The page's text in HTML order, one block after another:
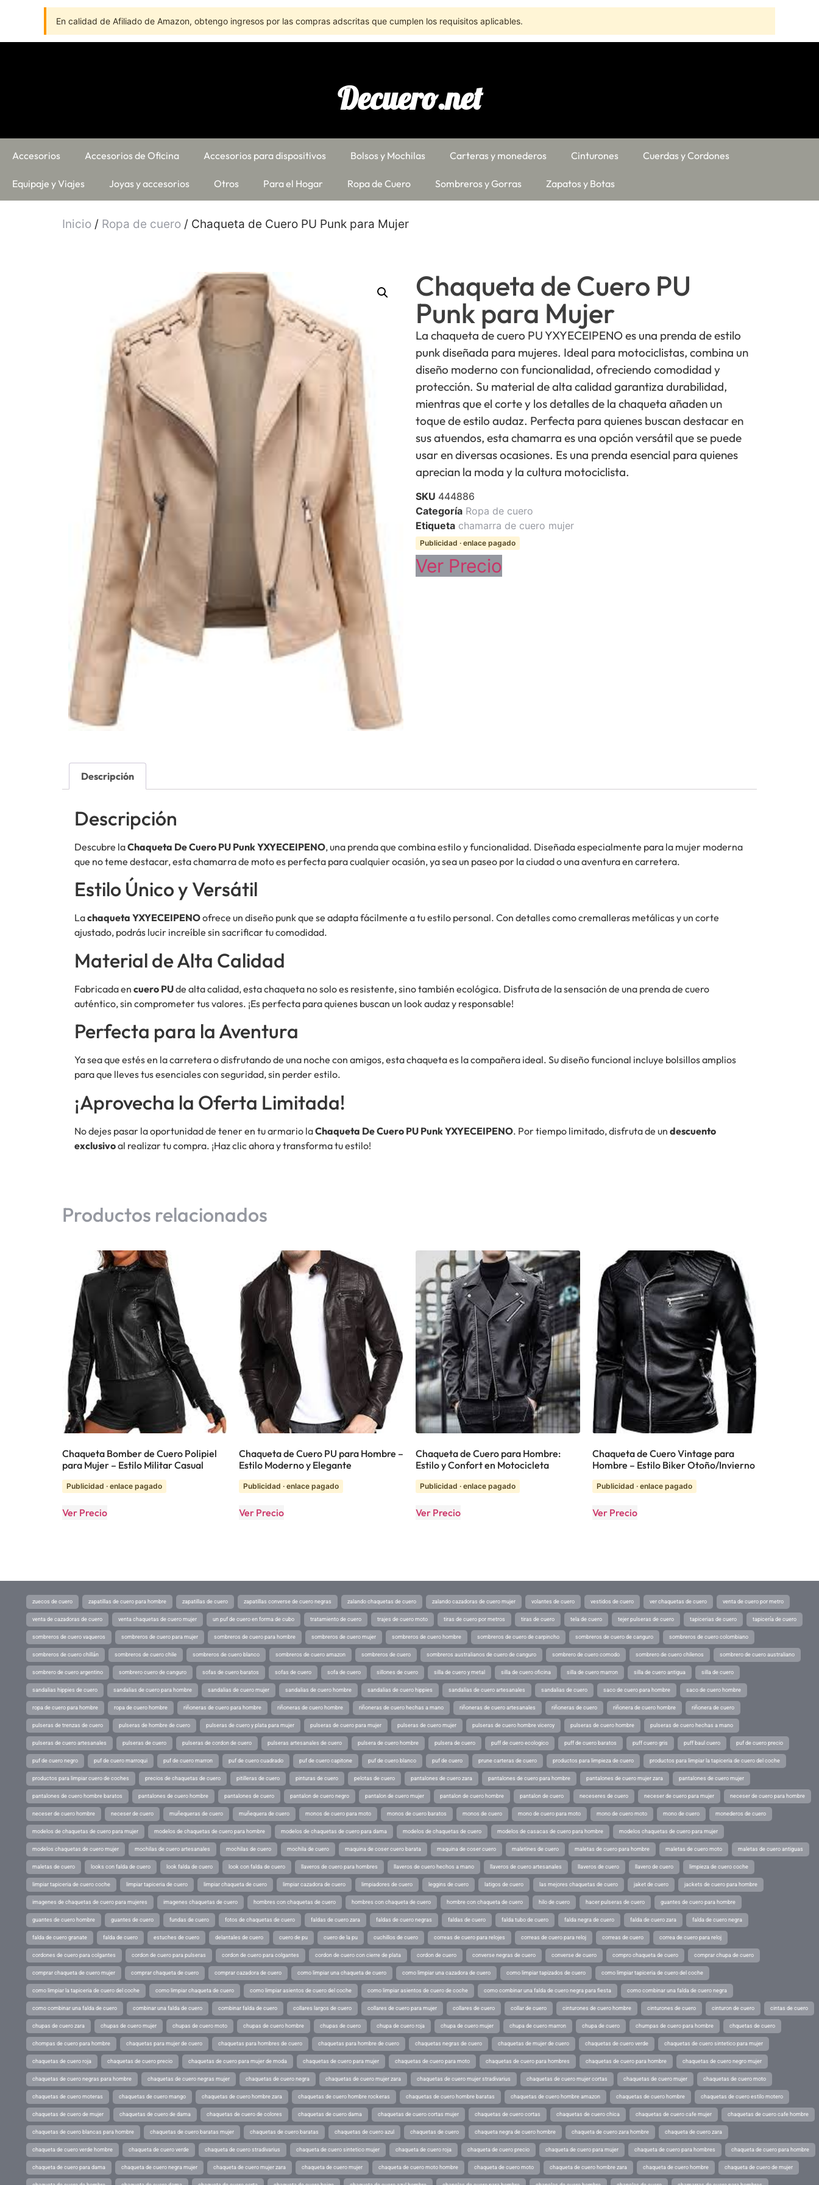
En calidad de Afiliado de Amazon, obtengo ingresos por las compras adscritas que cumplen los requisitos aplicables.
Decuero.net
Accesorios Accesorios de Oficina Accesorios para dispositivos Bolsos y Mochilas Carteras y monederos Cinturones Cuerdas y Cordones
Equipaje y Viajes Joyas y accesorios Otros Para el Hogar Ropa de Cuero Sombreros y Gorras Zapatos y Botas
Inicio / Ropa de cuero / Chaqueta de Cuero PU Punk para Mujer
Chaqueta de Cuero PU
Punk para Mujer
La chaqueta de cuero PU YXYECEIPENO es una prenda de estilo
punk diseñada para mujeres. Ideal para motociclistas, combina un
diseño moderno con funcionalidad, ofreciendo comodidad y
protección. Su material de alta calidad garantiza durabilidad,
mientras que el corte y los detalles de la chaqueta añaden un
toque de estilo audaz. Perfecta para quienes buscan destacar en
sus atuendos, esta chamarra es una opción versátil que se puede
usar en diversas ocasiones. Es una prenda esencial para quienes
aprecian la moda y la cultura motociclista.
SKU 444886
Categoría Ropa de cuero
Etiqueta chamarra de cuero mujer
Publicidad · enlace pagado
Ver Precio
Descripción
Descripción
Descubre laChaqueta De Cuero PU Punk YXYECEIPENO, una prenda que combina estilo y funcionalidad. Diseñada especialmente para la mujer moderna
que no teme destacar, esta chamarra de moto es perfecta para cualquier ocasión, ya sea un paseo por la ciudad o una aventura en carretera.
Estilo Único y Versátil
Lachaqueta YXYECEIPENOofrece un diseño punk que se adapta fácilmente a tu estilo personal. Con detalles como cremalleras metálicas y un corte
ajustado, podrás lucir increíble sin sacrificar tu comodidad.
Material de Alta Calidad
Fabricada en cuero PUde alta calidad, esta chaqueta no solo es resistente, sino también ecológica. Disfruta de la sensación de una prenda de cuero
auténtico, sin comprometer tus valores. ¡Es perfecta para quienes buscan un look audaz y responsable!
Perfecta para la Aventura
Ya sea que estés en la carretera o disfrutando de una noche con amigos, esta chaqueta es la compañera ideal. Su diseño funcional incluye bolsillos amplios
para que lleves tus esenciales con seguridad, sin perder estilo.
¡Aprovecha la Oferta Limitada!
No dejes pasar la oportunidad de tener en tu armario laChaqueta De Cuero PU Punk YXYECEIPENO. Por tiempo limitado, disfruta de un descuento
exclusivoal realizar tu compra. ¡Haz clic ahora y transforma tu estilo!
Productos relacionados
Chaqueta Bomber de Cuero Polipiel
para Mujer – Estilo Militar Casual
Publicidad · enlace pagado
Ver Precio
Chaqueta de Cuero PU para Hombre –
Estilo Moderno y Elegante
Publicidad · enlace pagado
Ver Precio
Chaqueta de Cuero para Hombre:
Estilo y Confort en Motocicleta
Publicidad · enlace pagado
Ver Precio
Chaqueta de Cuero Vintage para
Hombre – Estilo Biker Otoño/Invierno
Publicidad · enlace pagado
Ver Precio
zuecos de cuero zapatillas de cuero para hombre zapatillas de cuero zapatillas converse de cuero negras zalando chaquetas de cuero zalando cazadoras de cuero mujer volantes de cuero vestidos de cuero ver chaquetas de cuero venta de cuero por metro
venta de cazadoras de cuero venta chaquetas de cuero mujer un puf de cuero en forma de cubo tratamiento de cuero trajes de cuero moto tiras de cuero por metros tiras de cuero tela de cuero tejer pulseras de cuero tapicerias de cuero tapicería de cuero
sombreros de cuero vaqueros sombreros de cuero para mujer sombreros de cuero para hombre sombreros de cuero mujer sombreros de cuero hombre sombreros de cuero de carpincho sombreros de cuero de canguro sombreros de cuero colombiano
sombreros de cuero chillán sombreros de cuero chile sombreros de cuero blanco sombreros de cuero amazon sombreros de cuero sombreros australianos de cuero de canguro sombrero de cuero comodo sombrero de cuero chilenos sombrero de cuero australiano
sombrero de cuero argentino sombrero cuero de canguro sofas de cuero baratos sofas de cuero sofa de cuero sillones de cuero silla de cuero y metal silla de cuero oficina silla de cuero marron silla de cuero antigua silla de cuero
sandalias hippies de cuero sandalias de cuero para hombre sandalias de cuero mujer sandalias de cuero hombre sandalias de cuero hippies sandalias de cuero artesanales sandalias de cuero saco de cuero para hombre saco de cuero hombre
ropa de cuero para hombre ropa de cuero hombre riñoneras de cuero para hombre riñoneras de cuero hombre riñoneras de cuero hechas a mano riñoneras de cuero artesanales riñoneras de cuero riñonera de cuero hombre riñonera de cuero
pulseras de trenzas de cuero pulseras de hombre de cuero pulseras de cuero y plata para mujer pulseras de cuero para mujer pulseras de cuero mujer pulseras de cuero hombre viceroy pulseras de cuero hombre pulseras de cuero hechas a mano
pulseras de cuero artesanales pulseras de cuero pulseras de cordon de cuero pulseras artesanales de cuero pulsera de cuero hombre pulsera de cuero puff de cuero ecologico puff de cuero baratos puff cuero gris puff baul cuero puf de cuero precio
puf de cuero negro puf de cuero marroqui puf de cuero marron puf de cuero cuadrado puf de cuero capitone puf de cuero blanco puf de cuero prune carteras de cuero productos para limpieza de cuero productos para limpiar la tapiceria de cuero del coche
productos para limpiar cuero de coches precios de chaquetas de cuero pitilleras de cuero pinturas de cuero pelotas de cuero pantalones de cuero zara pantalones de cuero para hombre pantalones de cuero mujer zara pantalones de cuero mujer
pantalones de cuero hombre baratos pantalones de cuero hombre pantalones de cuero pantalon de cuero negro pantalon de cuero mujer pantalon de cuero hombre pantalon de cuero neceseres de cuero neceser de cuero para mujer neceser de cuero para hombre
neceser de cuero hombre neceser de cuero muñequeras de cuero muñequera de cuero monos de cuero para moto monos de cuero baratos monos de cuero mono de cuero para moto mono de cuero moto mono de cuero monederos de cuero
modelos de chaquetas de cuero para mujer modelos de chaquetas de cuero para hombre modelos de chaquetas de cuero para dama modelos de chaquetas de cuero modelos de casacas de cuero para hombre modelos chaquetas de cuero para mujer
modelos chaquetas de cuero mujer mochilas de cuero artesanales mochilas de cuero mochila de cuero maquina de coser cuero barata maquina de coser cuero maletines de cuero maletas de cuero para hombre maletas de cuero moto maletas de cuero antiguas
maletas de cuero looks con falda de cuero look falda de cuero look con falda de cuero llaveros de cuero para hombres llaveros de cuero hechos a mano llaveros de cuero artesanales llaveros de cuero llavero de cuero limpieza de cuero coche
limpiar tapiceria de cuero coche limpiar tapiceria de cuero limpiar chaqueta de cuero limpiar cazadora de cuero limpiadores de cuero leggins de cuero latigos de cuero las mejores chaquetas de cuero jaket de cuero jackets de cuero para hombre
imagenes de chaquetas de cuero para mujeres imagenes chaquetas de cuero hombres con chaquetas de cuero hombres con chaqueta de cuero hombre con chaqueta de cuero hilo de cuero hacer pulseras de cuero guantes de cuero para hombre
guantes de cuero hombre guantes de cuero fundas de cuero fotos de chaquetas de cuero faldas de cuero zara faldas de cuero negras faldas de cuero falda tubo de cuero falda negra de cuero falda de cuero zara falda de cuero negra
falda de cuero granate falda de cuero estuches de cuero delantales de cuero cuero de pu cuero de la pu cuchillos de cuero correas de cuero para relojes correas de cuero para reloj correas de cuero correa de cuero para reloj
cordones de cuero para colgantes cordon de cuero para pulseras cordon de cuero para colgantes cordon de cuero con cierre de plata cordon de cuero converse negras de cuero converse de cuero compro chaqueta de cuero comprar chupa de cuero
comprar chaqueta de cuero mujer comprar chaqueta de cuero comprar cazadora de cuero como limpiar una chaqueta de cuero como limpiar una cazadora de cuero como limpiar tapizados de cuero como limpiar tapiceria de cuero del coche
como limpiar la tapiceria de cuero del coche como limpiar chaqueta de cuero como limpiar asientos de cuero del coche como limpiar asientos de cuero de coche como combinar una falda de cuero negra para fiesta como combinar una falda de cuero negra
como combinar una falda de cuero combinar una falda de cuero combinar falda de cuero collares largos de cuero collares de cuero para mujer collares de cuero collar de cuero cinturones de cuero hombre cinturones de cuero cinturon de cuero cintas de cuero
chupas de cuero zara chupas de cuero mujer chupas de cuero moto chupas de cuero hombre chupas de cuero chupa de cuero roja chupa de cuero mujer chupa de cuero marron chupa de cuero chumpas de cuero para hombre chquetas de cuero
chompas de cuero para hombre chaquetas para mujer de cuero chaquetas para hombres de cuero chaquetas para hombre de cuero chaquetas negras de cuero chaquetas de mujer de cuero chaquetas de cuero verde chaquetas de cuero sintetico para mujer
chaquetas de cuero roja chaquetas de cuero precio chaquetas de cuero para mujer de moda chaquetas de cuero para mujer chaquetas de cuero para moto chaquetas de cuero para hombres chaquetas de cuero para hombre chaquetas de cuero negro mujer
chaquetas de cuero negras para hombre chaquetas de cuero negras mujer chaquetas de cuero negra chaquetas de cuero mujer zara chaquetas de cuero mujer stradivarius chaquetas de cuero mujer cortas chaquetas de cuero mujer chaquetas de cuero moto
chaquetas de cuero moteras chaquetas de cuero mango chaquetas de cuero hombre zara chaquetas de cuero hombre rockeras chaquetas de cuero hombre baratas chaquetas de cuero hombre amazon chaquetas de cuero hombre chaquetas de cuero estilo motero
chaquetas de cuero de mujer chaquetas de cuero de dama chaquetas de cuero de colores chaquetas de cuero dama chaquetas de cuero cortas mujer chaquetas de cuero cortas chaquetas de cuero chica chaquetas de cuero cafe mujer chaquetas de cuero cafe hombre
chaquetas de cuero blancas para hombre chaquetas de cuero baratas mujer chaquetas de cuero baratas chaquetas de cuero azul chaquetas de cuero chaqueta negra de cuero hombre chaqueta de cuero zara hombre chaqueta de cuero zara
chaqueta de cuero verde hombre chaqueta de cuero verde chaqueta de cuero stradivarius chaqueta de cuero sintetico mujer chaqueta de cuero roja chaqueta de cuero precio chaqueta de cuero para mujer chaqueta de cuero para hombres chaqueta de cuero para hombre
chaqueta de cuero para dama chaqueta de cuero negra mujer chaqueta de cuero mujer zara chaqueta de cuero mujer chaqueta de cuero moto hombre chaqueta de cuero moto chaqueta de cuero hombre zara chaqueta de cuero hombre chaqueta de cuero de mujer